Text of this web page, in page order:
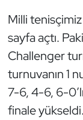
Milli
sayfa açtı.
Challenger
turnuvanın 1
7-6, 4-6, 6-
finale
E-Spor
Eskrim
Futbol